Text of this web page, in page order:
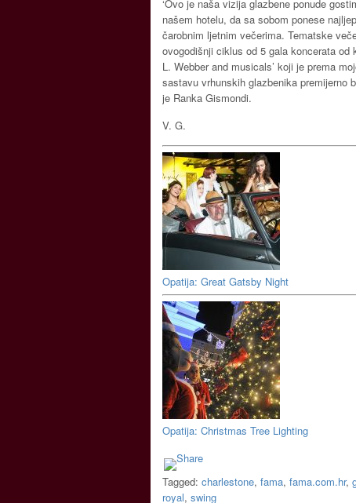
‘Ovo je naša vizija glazbene ponude
našem hotelu, da sa sobom ponese
čarobnim ljetnim večerima. Tematske
ovogodišnji ciklus od 5 gala koncerata
L. Webber and musicals’ koji je prema
sastavu vrhunskih glazbenika premijerno
je Ranka Gismondi.
V. G.
Opatija: Great Gatsby Night
Opatija: Christmas Tree Lighting
Tagged: charlestone, fama, fama.com.hr,
royal, swing